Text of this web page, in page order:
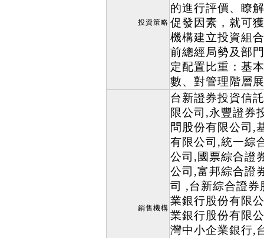
投資策略
的進行評價、瞭
促發因素，就可
機構建立投資組
前總經局勢及部
定配置比重：基
數、對管理階層
銷售機構
台新證券投資信
限公司,永豐證券
問股份有限公司,
有限公司,統一綜
公司,國票綜合證
公司,富邦綜合證
司 ,台新綜合證券
業銀行股份有限
業銀行股份有限
灣中小企業銀行,